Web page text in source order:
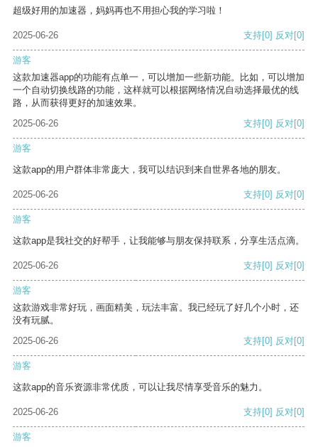
超级好用的加速器，妈妈再也不用担心我的学习啦！
2025-06-26 支持[0] 反对[0]
游客
这款加速器app的功能有点单一，可以增加一些新功能。比如，可以增加
一个自动切换线路的功能，这样就可以根据网络情况自动选择最优的线
路，从而获得更好的加速效果。
2025-06-26
支持[0] 反对[0]
游客
这款app的用户群体非常庞大，我可以结识到来自世界各地的朋友。
2025-06-26 支持[0] 反对[0]
游客
这款app是我社交的好帮手，让我能够与朋友保持联系，分享生活点滴。
2025-06-26 支持[0] 反对[0]
游客
这款游戏非常好玩，画面精美，玩法丰富。我已经玩了好几个小时，还
没有玩腻。
2025-06-26
支持[0] 反对[0]
游客
这款app的音乐资源非常优质，可以让我尽情享受音乐的魅力。
2025-06-26 支持[0] 反对[0]
游客